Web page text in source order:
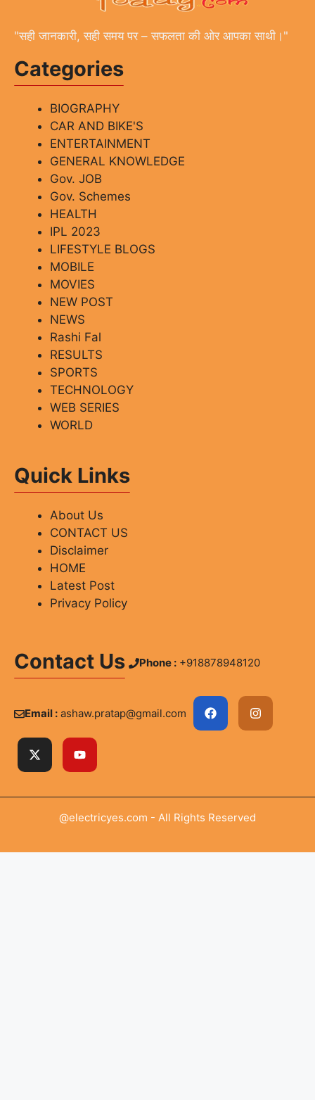
"सही जानकारी, सही समय पर – सफलता की ओर आपका साथी।"
Categories
BIOGRAPHY
CAR AND BIKE'S
ENTERTAINMENT
GENERAL KNOWLEDGE
Gov. JOB
Gov. Schemes
HEALTH
IPL 2023
LIFESTYLE BLOGS
MOBILE
MOVIES
NEW POST
NEWS
Rashi Fal
RESULTS
SPORTS
TECHNOLOGY
WEB SERIES
WORLD
Quick Links
About Us
CONTACT US
Disclaimer
HOME
Latest Post
Privacy Policy
Contact Us Phone : +918878948120
Email : ashaw.pratap@gmail.com
@electricyes.com - All Rights Reserved